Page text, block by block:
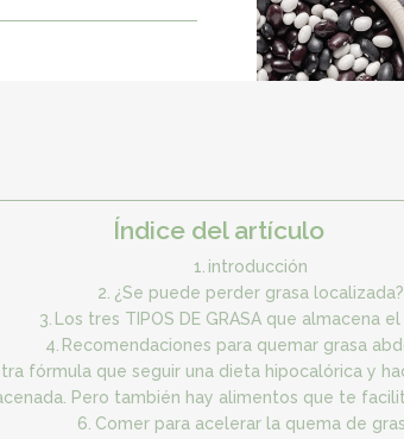
Índice del artículo
introducción
¿Se puede perder grasa localizada?
Los tres TIPOS DE GRASA que almacena
Recomendaciones para quemar grasa
fórmula que seguir una dieta hipocalórica y
Pero también hay alimentos que te
Comer para acelerar la quema de